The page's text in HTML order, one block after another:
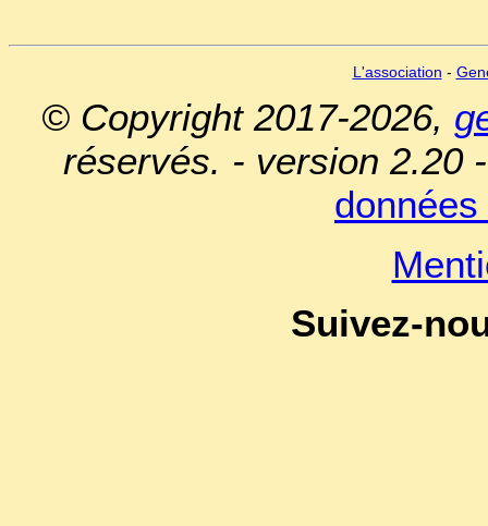
L'association -
© Copyright 2017-2026,
réservés. - version 2.20
Suivez-